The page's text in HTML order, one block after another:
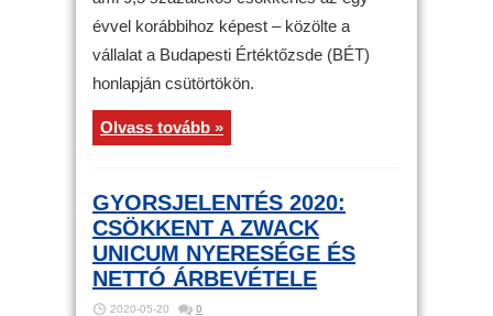
évvel korábbihoz képest – közölte a
vállalat a Budapesti Értéktőzsde (BÉT)
honlapján csütörtökön.
Olvass tovább »
GYORSJELENTÉS 2020:
CSÖKKENT A ZWACK
UNICUM NYERESÉGE ÉS
NETTÓ ÁRBEVÉTELE
2020-05-20 0